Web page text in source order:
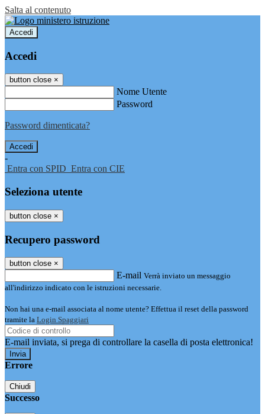
Salta al contenuto
Accedi
Accedi
button close ×
Nome Utente
Password
Password dimenticata?
-
Entra con SPID Entra con CIE
Seleziona utente
button close ×
Recupero password
button close ×
E-mail Verrà inviato un messaggio
all'indirizzo indicato con le istruzioni necessarie.
Non hai una e-mail associata al nome utente? Effettua il reset della password
tramite la Login Spaggiari
E-mail inviata, si prega di controllare la casella di posta elettronica!
Errore
Chiudi
Successo